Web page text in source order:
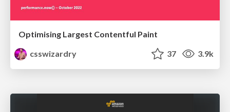
Optimising Largest Contentful Paint
csswizardry
37 3.9k